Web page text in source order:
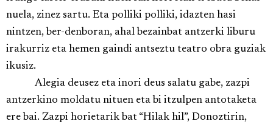
nuela, zinez sartu. Eta polliki polliki, idazten hasi
nintzen, ber-denboran, ahal bezainbat antzerki liburu
irakurriz eta hemen gaindi antseztu teatro obra guziak
ikusiz.
Alegia deusez eta inori deus salatu gabe, zazpi
antzerkino moldatu nituen eta bi itzulpen antotaketa
ere bai. Zazpi horietarik bat “Hilak hil”, Donoztirin,